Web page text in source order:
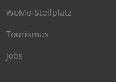
WoMo-Stellplatz
Tourismus
Jobs